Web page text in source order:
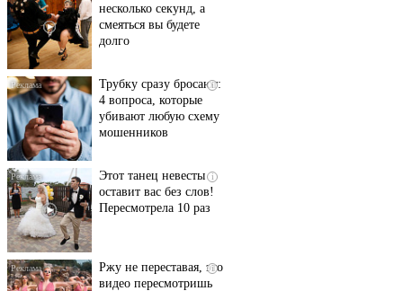
несколько секунд, а
смеяться вы будете
долго
i
Трубку сразу бросают:
4 вопроса, которые
убивают любую схему
мошенников
i
Этот танец невесты
оставит вас без слов!
Пересмотрела 10 раз
i
Ржу не переставая, это
видео пересмотришь